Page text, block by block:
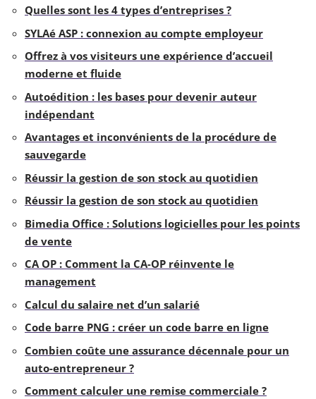
Quelles sont les 4 types d’entreprises ?
SYLAé ASP : connexion au compte employeur
Offrez à vos visiteurs une expérience d’accueil
moderne et fluide
Autoédition : les bases pour devenir auteur
indépendant
Avantages et inconvénients de la procédure de
sauvegarde
Réussir la gestion de son stock au quotidien
Réussir la gestion de son stock au quotidien
Bimedia Office : Solutions logicielles pour les points
de vente
CA OP : Comment la CA-OP réinvente le
management
Calcul du salaire net d’un salarié
Code barre PNG : créer un code barre en ligne
Combien coûte une assurance décennale pour un
auto-entrepreneur ?
Comment calculer une remise commerciale ?